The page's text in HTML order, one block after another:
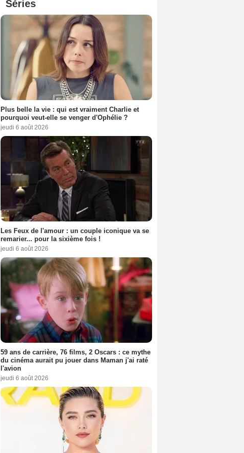
Séries
Plus belle la vie : qui est vraiment Charlie et
pourquoi veut-elle se venger d'Ophélie ?
jeudi 6 août 2026
Les Feux de l'amour : un couple iconique va se
remarier... pour la sixième fois !
jeudi 6 août 2026
59 ans de carrière, 76 films, 2 Oscars : ce mythe
du cinéma aurait pu jouer dans Maman j'ai raté
l'avion
jeudi 6 août 2026